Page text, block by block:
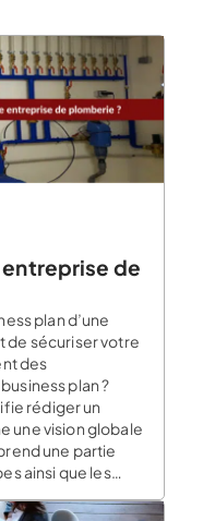
entreprise de
plan d’une
sécuriser votre
des
plan ?
rédiger un
une vision globale
une partie
ainsi que les